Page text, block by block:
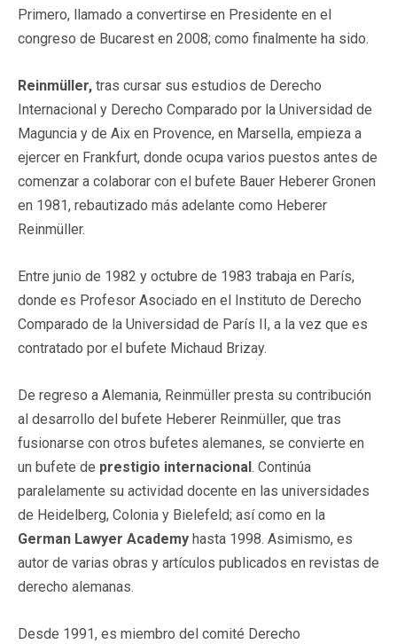
Primero, llamado a convertirse en Presidente en el
congreso de Bucarest en 2008; como finalmente ha sido.
Reinmüller, tras cursar sus estudios de Derecho
Internacional y Derecho Comparado por la Universidad de
Maguncia y de Aix en Provence, en Marsella, empieza a
ejercer en Frankfurt, donde ocupa varios puestos antes de
comenzar a colaborar con el bufete Bauer Heberer Gronen
en 1981, rebautizado más adelante como Heberer
Reinmüller.
Entre junio de 1982 y octubre de 1983 trabaja en París,
donde es Profesor Asociado en el Instituto de Derecho
Comparado de la Universidad de París II, a la vez que es
contratado por el bufete Michaud Brizay.
De regreso a Alemania, Reinmüller presta su contribución
al desarrollo del bufete Heberer Reinmüller, que tras
fusionarse con otros bufetes alemanes, se convierte en
un bufete de prestigio internacional. Continúa
paralelamente su actividad docente en las universidades
de Heidelberg, Colonia y Bielefeld; así como en la
German Lawyer Academy hasta 1998. Asimismo, es
autor de varias obras y artículos publicados en revistas de
derecho alemanas.
Desde 1991, es miembro del comité Derecho